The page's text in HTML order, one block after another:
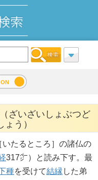
（ざいざいしょぶつど
う）
たるところ］の諸仏の
317㌻）と読み下す。最
種を受けて結縁 した弟